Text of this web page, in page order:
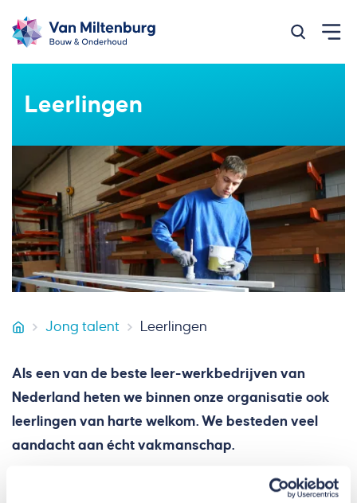
Zoeken
Leerlingen
Van Miltenburg Bouw & Onderhoud
Jong talent Leerlingen
Als een van de beste leer-werkbedrijven van
Nederland heten we binnen onze organisatie ook
leerlingen van harte welkom. We besteden veel
aandacht aan écht vakmanschap.
Gedurende de periode dat je bij ons werkt, word je